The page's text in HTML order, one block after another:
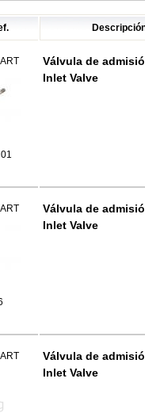
Válvula de
Inlet Valve
Válvula de
Inlet Valve
Válvula de
Inlet Valve